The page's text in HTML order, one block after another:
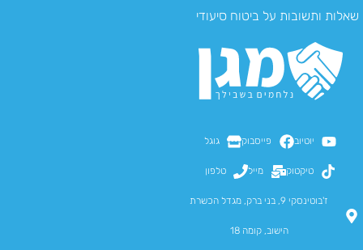
שאלות ותשובות על ביטוח סיעודי
יוטיוב פייסבוק גוגל
טיקטוק מייל טלפון
ז'בוטינסקי 9, בני ברק, מגדל הכשרת
הישוב, קומה 18